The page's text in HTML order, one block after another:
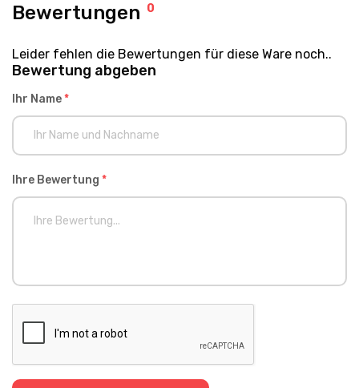
Bewertungen 0
Leider fehlen die Bewertungen für diese Ware noch..
Bewertung abgeben
Ihr Name*
Ihre Bewertung *